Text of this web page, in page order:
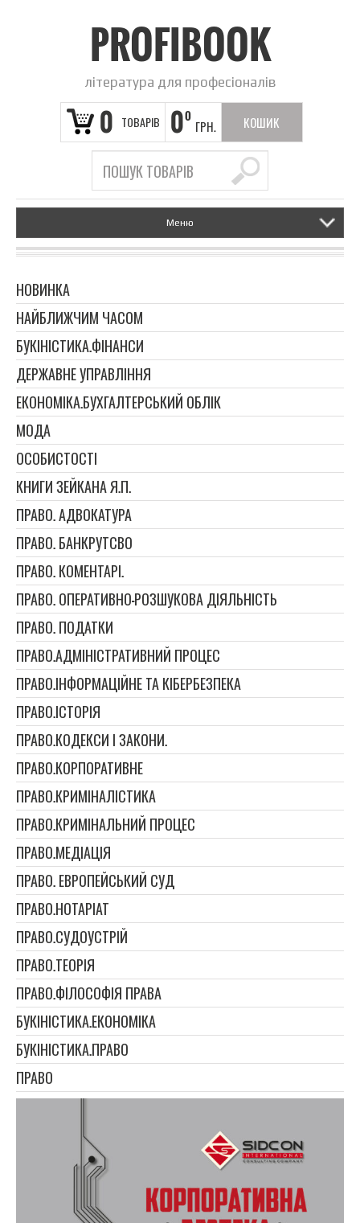
PROFIBOOK
література для професіоналів
0 ТОВАРІВ 00
ГРН. КОШИК
ПОРОЖНІЙ
Меню
НОВИНКА
НАЙБЛИЖЧИМ ЧАСОМ
БУКІНІСТИКА.ФІНАНСИ
ДЕРЖАВНЕ УПРАВЛІННЯ
ЕКОНОМІКА.БУХГАЛТЕРСЬКИЙ ОБЛІК
МОДА
ОСОБИСТОСТІ
КНИГИ ЗЕЙКАНА Я.П.
ПРАВО. АДВОКАТУРА
ПРАВО. БАНКРУТСВО
ПРАВО. КОМЕНТАРІ.
ПРАВО. ОПЕРАТИВНО-РОЗШУКОВА ДІЯЛЬНІСТЬ
ПРАВО. ПОДАТКИ
ПРАВО.АДМІНІСТРАТИВНИЙ ПРОЦЕС
ПРАВО.ІНФОРМАЦІЙНЕ ТА КІБЕРБЕЗПЕКА
ПРАВО.ІСТОРІЯ
ПРАВО.КОДЕКСИ І ЗАКОНИ.
ПРАВО.КОРПОРАТИВНЕ
ПРАВО.КРИМІНАЛІСТИКА
ПРАВО.КРИМІНАЛЬНИЙ ПРОЦЕС
ПРАВО.МЕДІАЦІЯ
ПРАВО. ЕВРОПЕЙСЬКИЙ СУД
ПРАВО.НОТАРІАТ
ПРАВО.СУДОУСТРІЙ
ПРАВО.ТЕОРІЯ
ПРАВО.ФІЛОСОФІЯ ПРАВА
БУКІНІСТИКА.ЕКОНОМІКА
БУКІНІСТИКА.ПРАВО
ПРАВО